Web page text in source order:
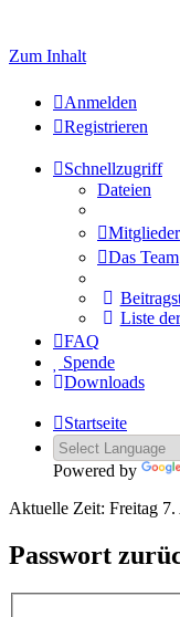
Zum Inhalt
Anmelden
Registrieren
Schnellzugriff
Dateien
Mitglieder
Das Team
Liste
FAQ
Spende
Downloads
Startseite
Powered by
Aktuelle Zeit: Freitag
Passwort